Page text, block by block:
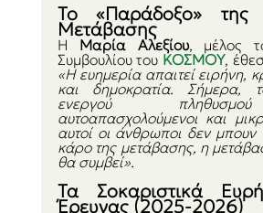
Το «Παράδοξο» της
Μετάβασης
Η Μαρία Αλεξίου, μέλος
Συμβουλίου του ΚΟΣΜΟY
«Η ευημερία απαιτεί ειρήνη,
και δημοκρατία. Σήμερα,
ενεργού
αυτοαπασχολούμενοι και
αυτοί οι άνθρωποι δεν
κάρο της μετάβασης, η
θα συμβεί».
Τα Σοκαριστικά
Έρευνας (2025-2026)